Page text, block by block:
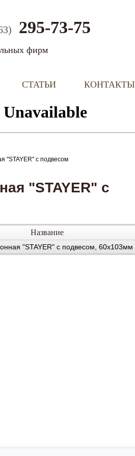
фирм
295-73-75
СТАТЬИ КОНТАКТЫ
"STAYER" с подвесом
"STAYER" с
Название
"STAYER" с подвесом, 60х103мм